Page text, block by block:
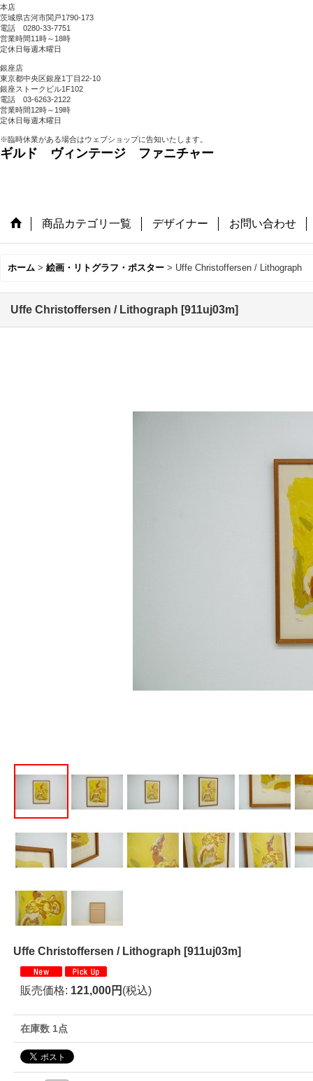
本店
茨城県古河市関戸1790-173
電話 0280-33-7751
営業時間11時～18時
定休日毎週木曜日
銀座店
東京都中央区銀座1丁目22-10
銀座ストークビル1F102
電話 03-6263-2122
営業時間12時～19時
定休日毎週木曜日
※臨時休業がある場合はウェブショップに告知いたします。
ギルド ヴィンテージ ファニチャー
商品カテゴリ一覧 デザイナー お問い合わせ
ホーム > 絵画・リトグラフ・ポスター > Uffe Christoffersen / Lithograph
Uffe Christoffersen / Lithograph [911uj03m]
Uffe Christoffersen / Lithograph [911uj03m]
販売価格: 121,000円 (税込)
在庫数 1点